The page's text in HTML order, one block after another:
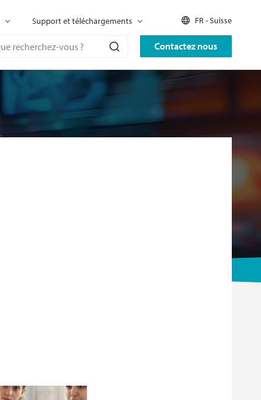
Contactez nous
Support et téléchargements FR - Suisse